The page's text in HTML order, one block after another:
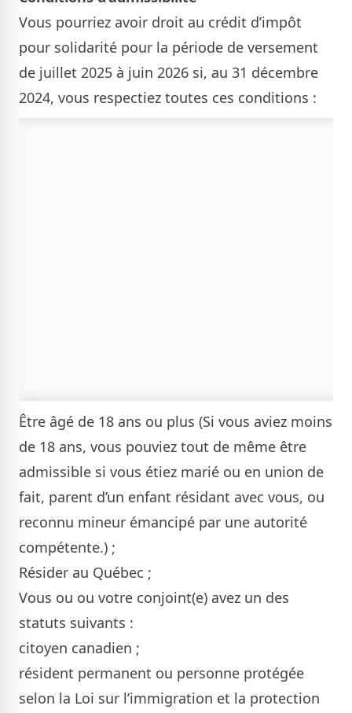
Vous pourriez avoir droit au crédit d’impôt
pour solidarité pour la période de versement
de juillet 2025 à juin 2026 si, au 31 décembre
2024, vous respectiez toutes ces conditions :
Être âgé de 18 ans ou plus (Si vous aviez moins
de 18 ans, vous pouviez tout de même être
admissible si vous étiez marié ou en union de
fait, parent d’un enfant résidant avec vous, ou
reconnu mineur émancipé par une autorité
compétente.) ;
Résider au Québec ;
Vous ou ou votre conjoint(e) avez un des
statuts suivants :
citoyen canadien ;
résident permanent ou personne protégée
selon la Loi sur l’immigration et la protection